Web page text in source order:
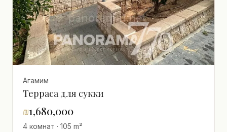
Агамим
Терраса для сукки
₪1,680,000
4 комнат · 105 m²